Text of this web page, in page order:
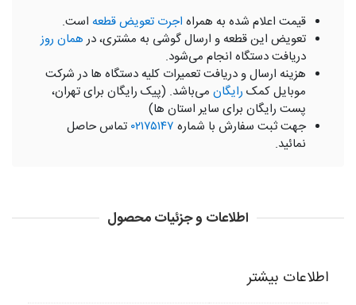
قیمت اعلام شده به همراه اجرت تعویض قطعه است.
تعویض این قطعه و ارسال گوشی به مشتری، درهمان روز
دریافت دستگاه انجام می‌شود.
هزینه ارسال و دریافت تعمیرات کلیه دستگاه ها در شرکت
موبایل کمک رایگان می‌باشد. (پیک رایگان برای تهران،
پست رایگان برای سایر استان ها)
جهت ثبت سفارش با شماره ۰۲۱۷۵۱۴۷ تماس حاصل
نمائید.
اطلاعات و جزئیات محصول
اطلاعات بیشتر